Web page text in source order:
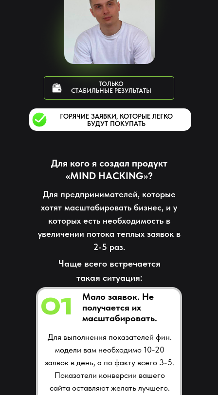
ТОЛЬКО
СТАБИЛЬНЫЕ РЕЗУЛЬТАТЫ
ГОРЯЧИЕ ЗАЯВКИ, КОТОРЫЕ ЛЕГКО
БУДУТ ПОКУПАТЬ
Для кого я создал продукт
«MIND HACKING»?
Для предпринимателей, которые
хотят масштабировать бизнес, и у
которых есть необходимость в
увеличении потока теплых заявок в
2-5 раз.
Чаще всего встречается
такая ситуация:
01
Мало заявок. Не
получается их
масштабировать.
Для выполнения показателей фин.
модели вам необходимо 10-20
заявок в день, а по факту всего 3-5.
Показатели конверсии вашего
сайта оставляют желать лучшего.